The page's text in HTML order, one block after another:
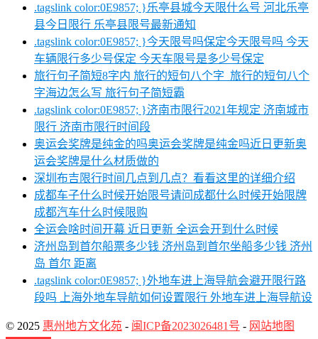
.tagslink color:0E9857; }乐亭县城今天限什么号 河北乐亭
县今日限行 乐亭县限号最新通知
.tagslink color:0E9857; }今天限号吗保定今天限号吗 今天
车辆限行多少号保定 今天车限号是多少号保定
旅行句子简短8字内 旅行的短句八个字_旅行的短句八个
字海边怎么写 旅行句子简短霸
.tagslink color:0E9857; }济南市限行2021年规定 济南城市
限行 济南市限行时间段
奥运会奖牌是纯金的吗奥运会奖牌是纯金吗近日更新奥
运会奖牌是什么材质做的
深圳布吉限行时间几点到几点？看看这里的详细介绍
成都车子什么时候开始限号请问成都什么时候开始限牌
成都汽车什么时候限购
全运会啥时间开幕 近日更新 全运会开到什么时候
济州岛到首尔船票多少钱 济州岛到首尔坐船多少钱 济州
岛 首尔 距离
.tagslink color:0E9857; }外地车进上海导航会避开限行路
段吗 上海外地车导航如何设置限行 外地车进上海导航设
© 2025 惠州地方文化苑 - 闽ICP备2023026481号 - 网站地图